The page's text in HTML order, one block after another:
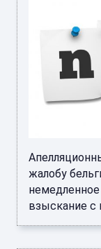
жалобу
взыскание с